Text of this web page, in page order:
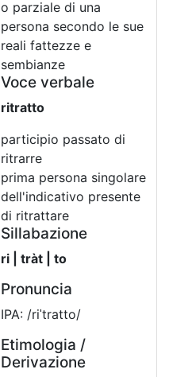
o parziale di una
persona secondo le sue
reali fattezze e
sembianze
Voce verbale
ritratto
participio passato di
ritrarre
prima persona singolare
dell'indicativo presente
di ritrattare
Sillabazione
ri | tràt | to
Pronuncia
IPA: /riˈtratto/
Etimologia /
Derivazione